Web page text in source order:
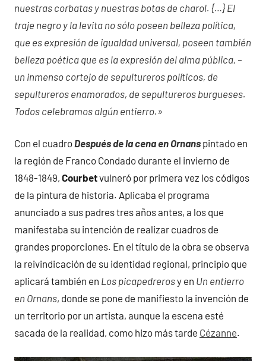
nuestras corbatas y nuestras botas de charol. {…} El
traje negro y la levita no sólo poseen belleza política,
que es expresión de igualdad universal, poseen también
belleza poética que es la expresión del alma pública, –
un inmenso cortejo de sepultureros políticos, de
sepultureros enamorados, de sepultureros burgueses.
Todos celebramos algún entierro.»
Con el cuadroDespués de la cena en Ornans pintado en
la región de Franco Condado durante el invierno de
1848-1849, Courbetvulneró por primera vez los códigos
de la pintura de historia. Aplicaba el programa
anunciado a sus padres tres años antes, a los que
manifestaba su intención de realizar cuadros de
grandes proporciones. En el título de la obra se observa
la reivindicación de su identidad regional, principio que
aplicará también en Los picapedrerosy en Un entierro
en Ornans, donde se pone de manifiesto la invención de
un territorio por un artista, aunque la escena esté
sacada de la realidad, como hizo más tarde Cézanne.